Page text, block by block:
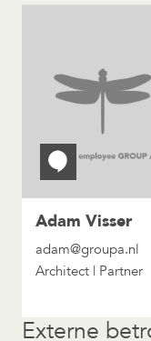
Adam Visser
adam@groupa.nl
Architect | Partner
Externe